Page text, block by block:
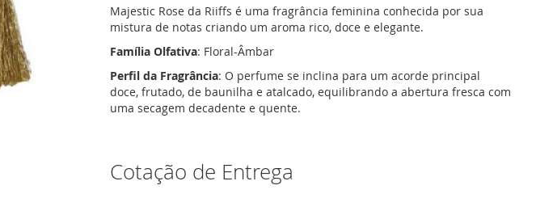
Majestic Rose da Riiffs é uma fragrância feminina conhecida por sua
mistura de notas criando um aroma rico, doce e elegante.
Família Olfativa: Floral-Âmbar
Perfil da Fragrância: O perfume se inclina para um acorde principal
doce, frutado, de baunilha e atalcado, equilibrando a abertura fresca com
uma secagem decadente e quente.
Cotação de Entrega